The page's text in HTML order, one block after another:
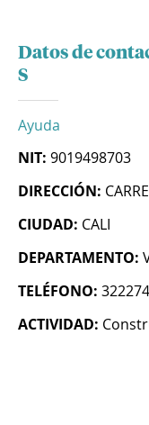
Datos de
S
Ayuda
NIT: 9019498703
DIRECCIÓN:
CIUDAD: CALI
DEPARTAMENTO:
TELÉFONO:
ACTIVIDAD: